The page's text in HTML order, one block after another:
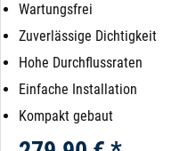
Wartungsfrei
Zuverlässige Dichtigkeit
Hohe Durchflussraten
Einfache Installation
Kompakt gebaut